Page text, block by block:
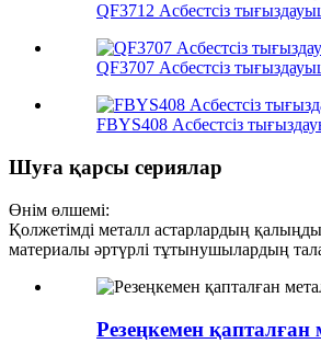
QF3712 Асбестсіз
QF3707 Асбестсіз
FBYS408 Асбестсіз
Шуға қарсы сериялар
Өнім өлшемі:
Қолжетімді металл астарлардың
материалы әртүрлі тұтынушылардың
Резеңкемен қапталған